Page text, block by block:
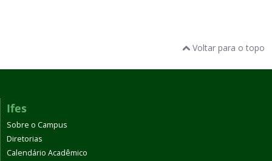
Voltar para o topo
Ifes
Sobre o Campus
Diretorias
Calendário Acadêmico